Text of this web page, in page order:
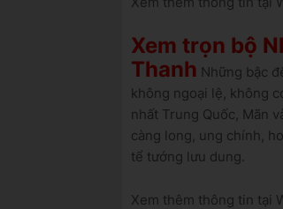
Xem trọn bộ
Thanh Những bậc
không ngoại lệ, không
nhất Trung Quốc, Mãn
càng long, ung chính,
tể tướng lưu dung.
Xem thêm thông tin tại